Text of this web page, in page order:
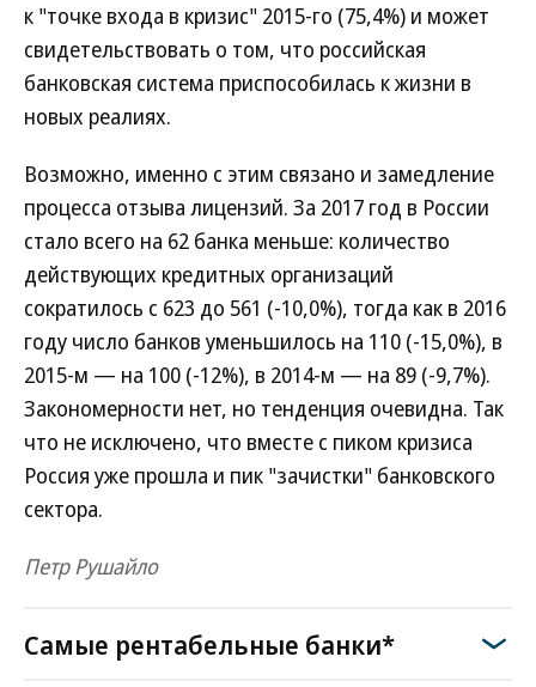
к "точке входа в кризис" 2015-го (75,4%) и может
свидетельствовать о том, что российская
банковская система приспособилась к жизни в
новых реалиях.
Возможно, именно с этим связано и замедление
процесса отзыва лицензий. За 2017 год в России
стало всего на 62 банка меньше: количество
действующих кредитных организаций
сократилось с 623 до 561 (-10,0%), тогда как в 2016
году число банков уменьшилось на 110 (-15,0%), в
2015-м — на 100 (-12%), в 2014-м — на 89 (-9,7%).
Закономерности нет, но тенденция очевидна. Так
что не исключено, что вместе с пиком кризиса
Россия уже прошла и пик "зачистки" банковского
сектора.
Петр Рушайло
Самые рентабельные банки*